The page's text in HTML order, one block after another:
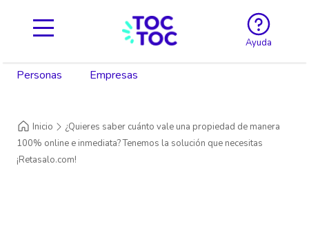
Ayuda
Personas Empresas
Inicio
¿Quieres saber cuánto vale una propiedad de manera
100% online e inmediata? Tenemos la solución que necesitas
¡Retasalo.com!